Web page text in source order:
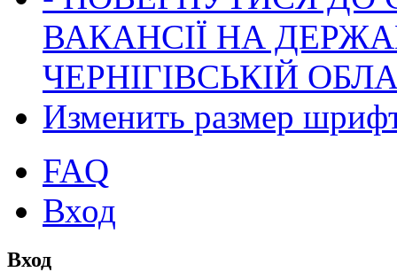
ВАКАНСІЇ НА
ЧЕРНІГІВСЬКІЙ
Изменить размер
FAQ
Вход
Вход